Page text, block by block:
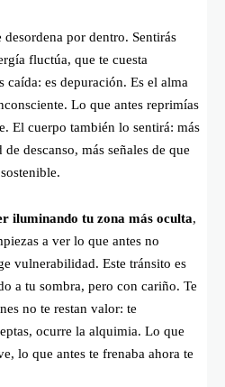
por dentro. Sentirás
fluctúa, que te cuesta
caída: es depuración. Es el alma
Lo que antes reprimías
El cuerpo también lo sentirá: más
descanso, más señales de que
iluminando tu zona más oculta,
a ver lo que antes no
vulnerabilidad. Este tránsito es
a tu sombra, pero con cariño. Te
no te restan valor: te
ocurre la alquimia. Lo que
lo que antes te frenaba ahora te